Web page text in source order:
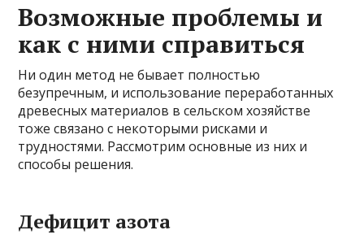
Возможные проблемы и
как с ними справиться
Ни один метод не бывает полностью
безупречным, и использование переработанных
древесных материалов в сельском хозяйстве
тоже связано с некоторыми рисками и
трудностями. Рассмотрим основные из них и
способы решения.
Дефицит азота